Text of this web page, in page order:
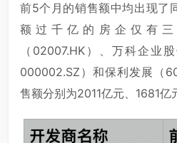
前5个月的销售额中均出现了
额过千亿的房企仅有
（02007.HK）、万科企业
000002.SZ）和保利发展（
售额分别为2011亿元、1681亿